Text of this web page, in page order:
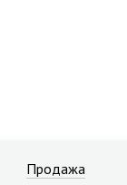
Продажа